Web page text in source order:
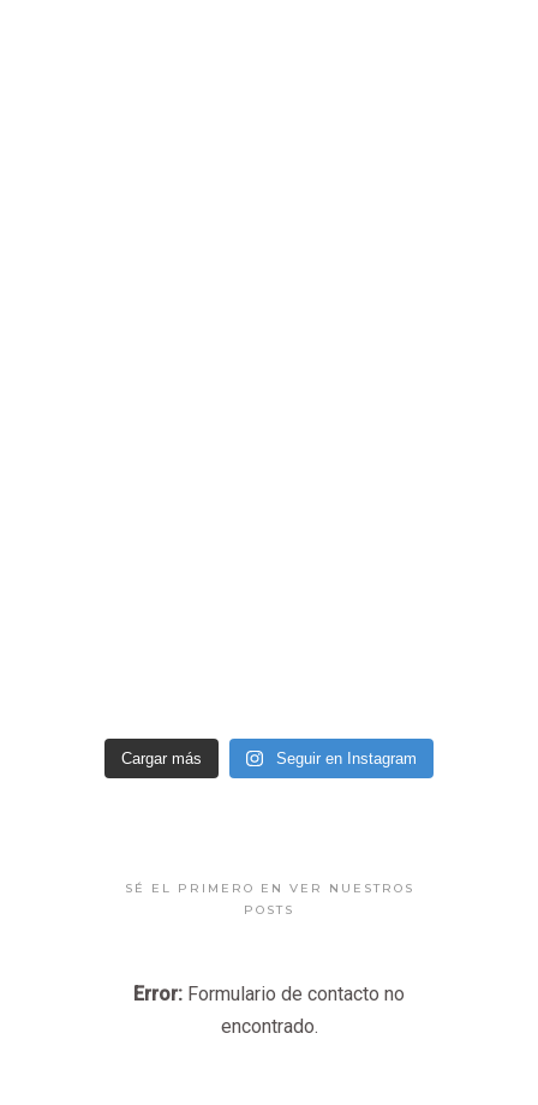
Cargar más Seguir en Instagram
SÉ EL PRIMERO EN VER NUESTROS
POSTS
Error: Formulario de contacto no
encontrado.